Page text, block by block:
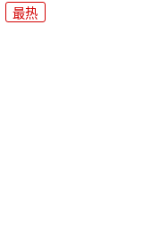
最热